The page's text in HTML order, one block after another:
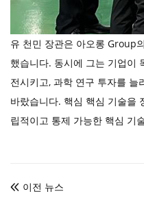
유 천민 장관은 아오롱 Group
했습니다. 동시에 그는 기업이
전시키고, 과학 연구 투자를
바랐습니다. 핵심 핵심 기술을
립적이고 통제 가능한 핵심 기
 이전 뉴스